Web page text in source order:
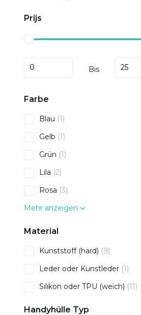
Prijs
Bis
Farbe
Blau (1)
Gelb (1)
Grün (1)
Lila (2)
Rosa (3)
Mehr anzeigen
Material
Kunststoff (hard) (9)
Leder oder Kunstleder (1)
Silikon oder TPU (weich) (11)
Handyhülle Typ